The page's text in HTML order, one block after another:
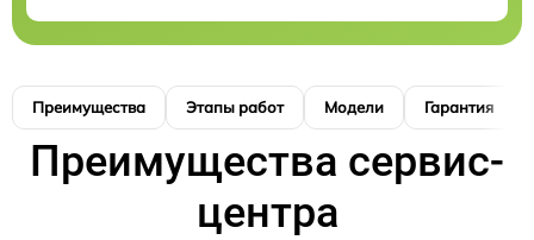
Преимущества Этапы работ Модели Гарантия
Преимущества сервис-
центра